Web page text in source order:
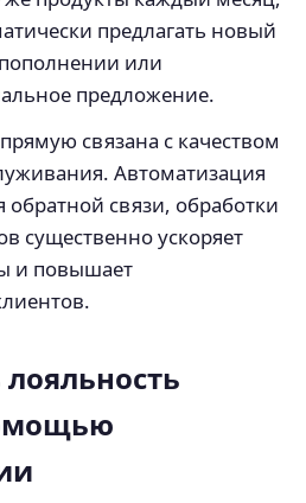
предлагать новый
или
предложение.
связана с качеством
Автоматизация
обратной связи, обработки
существенно ускоряет
и повышает